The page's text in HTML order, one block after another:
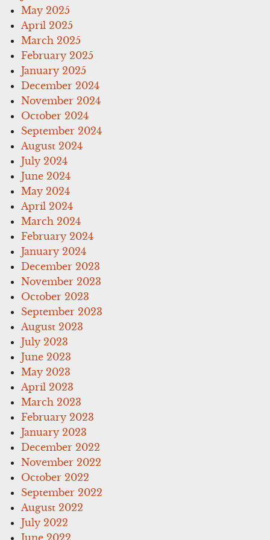
May 2025
April 2025
March 2025
February 2025
January 2025
December 2024
November 2024
October 2024
September 2024
August 2024
July 2024
June 2024
May 2024
April 2024
March 2024
February 2024
January 2024
December 2023
November 2023
October 2023
September 2023
August 2023
July 2023
June 2023
May 2023
April 2023
March 2023
February 2023
January 2023
December 2022
November 2022
October 2022
September 2022
August 2022
July 2022
June 2022